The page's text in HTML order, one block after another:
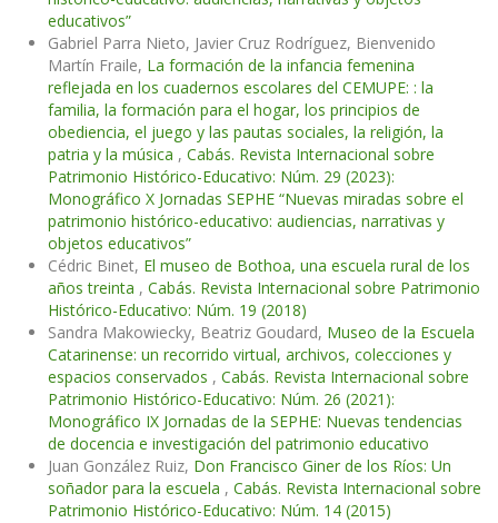
educativos”
Gabriel Parra Nieto, Javier Cruz Rodríguez, Bienvenido
Martín Fraile, La formación de la infancia femenina
reflejada en los cuadernos escolares del CEMUPE: : la
familia, la formación para el hogar, los principios de
obediencia, el juego y las pautas sociales, la religión, la
patria y la música , Cabás. Revista Internacional sobre
Patrimonio Histórico-Educativo: Núm. 29 (2023):
Monográfico X Jornadas SEPHE “Nuevas miradas sobre el
patrimonio histórico-educativo: audiencias, narrativas y
objetos educativos”
Cédric Binet, El museo de Bothoa, una escuela rural de los
años treinta , Cabás. Revista Internacional sobre Patrimonio
Histórico-Educativo: Núm. 19 (2018)
Sandra Makowiecky, Beatriz Goudard, Museo de la Escuela
Catarinense: un recorrido virtual, archivos, colecciones y
espacios conservados , Cabás. Revista Internacional sobre
Patrimonio Histórico-Educativo: Núm. 26 (2021):
Monográfico IX Jornadas de la SEPHE: Nuevas tendencias
de docencia e investigación del patrimonio educativo
Juan González Ruiz, Don Francisco Giner de los Ríos: Un
soñador para la escuela , Cabás. Revista Internacional sobre
Patrimonio Histórico-Educativo: Núm. 14 (2015)